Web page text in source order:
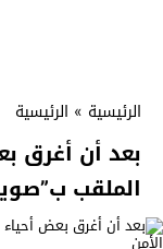
الرئيسية » الرئيسية
بعد أن أغرق
الملقب